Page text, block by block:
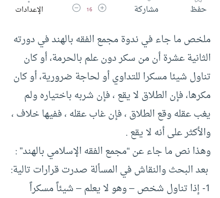
حفظ مشاركة زيادة حجم الخط
16 تقليل حجم الخطالإعدادات
ملخص ما جاء في ندوة مجمع الفقه بالهند في دورته
الثانية عشرة أن من سكر دون علم بالحرمة، أو كان
تناول شيئا مسكرا للتداوي أو لحاجة ضرورية، أو كان
مكرها، فإن الطلاق لا يقع ، فإن شربه باختياره ولم
يغب عقله وقع الطلاق ، فإن غاب عقله ، ففيها خلاف ،
والأكثر على أنه لا يقع .
وهذا نص ما جاء عن “مجمع الفقه الإسلامي بالهند” :
بعد البحث والنقاش في المسألة صدرت قرارات تالية:
1- إذا تناول شخص – وهو لا يعلم – شيئاً مسكراً